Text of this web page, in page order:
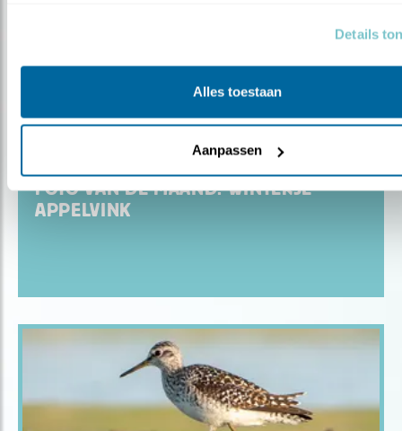
Details
Alles toestaan
Aanpassen
FOTO VAN DE MAAND: WINTERSE
APPELVINK